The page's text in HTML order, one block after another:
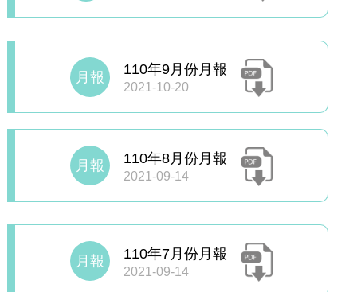
月報 110年9月份月報
2021-10-20
月報 110年8月份月報
2021-09-14
月報 110年7月份月報
2021-09-14